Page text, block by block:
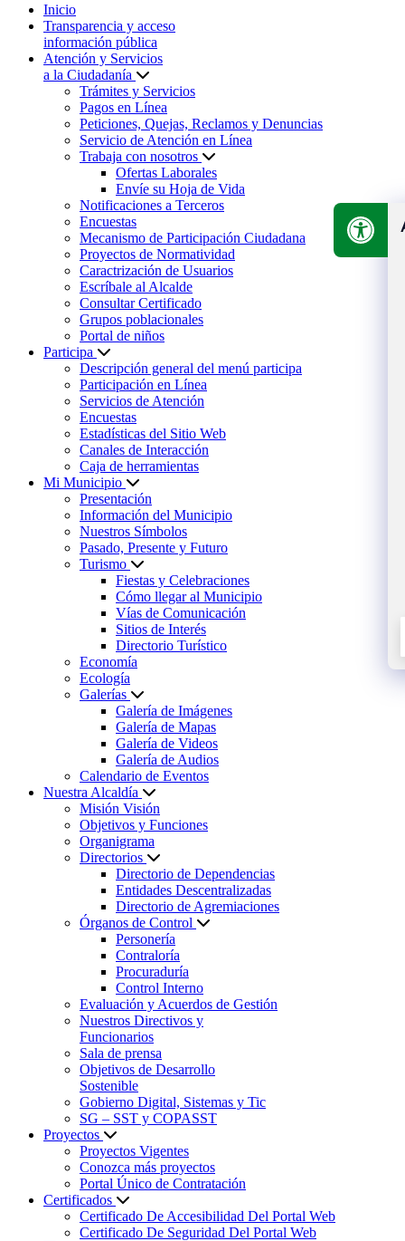
Inicio
Transparencia y acceso
información pública
Atención y Servicios
a la Ciudadanía
Trámites y Servicios
Pagos en Línea
Peticiones, Quejas, Reclamos y Denuncias
Servicio de Atención en Línea
Trabaja con nosotros
Ofertas Laborales
Envíe su Hoja de Vida
Notificaciones a Terceros
Encuestas
Mecanismo de Participación Ciudadana
Proyectos de Normatividad
Caractrización de Usuarios
Escríbale al Alcalde
Consultar Certificado
Grupos poblacionales
Portal de niños
Participa
Descripción general del menú participa
Participación en Línea
Servicios de Atención
Encuestas
Estadísticas del Sitio Web
Canales de Interacción
Caja de herramientas
Mi Municipio
Presentación
Información del Municipio
Nuestros Símbolos
Pasado, Presente y Futuro
Turismo
Fiestas y Celebraciones
Cómo llegar al Municipio
Vías de Comunicación
Sitios de Interés
Directorio Turístico
Economía
Ecología
Galerías
Galería de Imágenes
Galería de Mapas
Galería de Videos
Galería de Audios
Calendario de Eventos
Nuestra Alcaldía
Misión Visión
Objetivos y Funciones
Organigrama
Directorios
Directorio de Dependencias
Entidades Descentralizadas
Directorio de Agremiaciones
Órganos de Control
Personería
Contraloría
Procuraduría
Control Interno
Evaluación y Acuerdos de Gestión
Nuestros Directivos y
Funcionarios
Sala de prensa
Objetivos de Desarrollo
Sostenible
Gobierno Digital, Sistemas y Tic
SG – SST y COPASST
Proyectos
Proyectos Vigentes
Conozca más proyectos
Portal Único de Contratación
Certificados
Certificado De Accesibilidad Del Portal Web
Certificado De Seguridad Del Portal Web